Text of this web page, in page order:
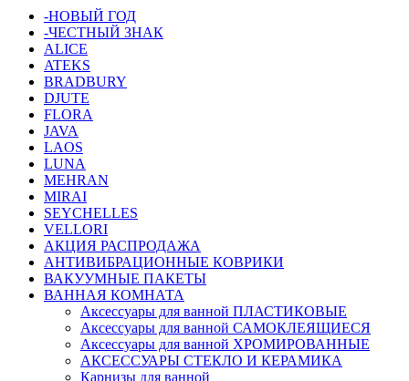
-НОВЫЙ ГОД
-ЧЕСТНЫЙ ЗНАК
ALICE
ATEKS
BRADBURY
DJUTE
FLORA
JAVA
LAOS
LUNA
MEHRAN
MIRAI
SEYCHELLES
VELLORI
АКЦИЯ РАСПРОДАЖА
АНТИВИБРАЦИОННЫЕ КОВРИКИ
ВАКУУМНЫЕ ПАКЕТЫ
ВАННАЯ КОМНАТА
Аксессуары для ванной ПЛАСТИКОВЫЕ
Аксессуары для ванной САМОКЛЕЯЩИЕСЯ
Аксессуары для ванной ХРОМИРОВАННЫЕ
АКСЕССУАРЫ СТЕКЛО И КЕРАМИКА
Карнизы для ванной